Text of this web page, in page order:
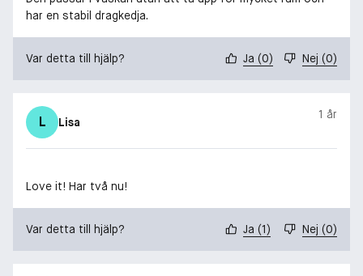
har en stabil dragkedja.
Var detta till hjälp? Ja (0) Nej (0)
L Lisa
1 år
Love it! Har två nu!
Var detta till hjälp? Ja (1) Nej (0)